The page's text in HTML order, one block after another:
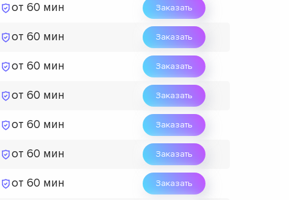
от 60 мин Заказать
от 60 мин Заказать
от 60 мин Заказать
от 60 мин Заказать
от 60 мин Заказать
от 60 мин Заказать
от 60 мин Заказать